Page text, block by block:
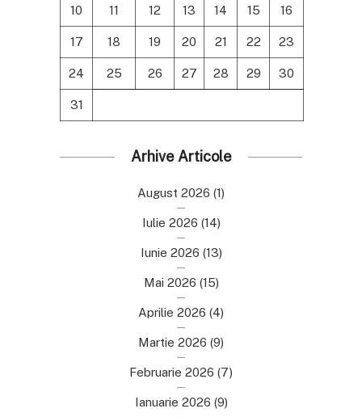
10 11 12 13 14 15 16
17 18 19 20 21 22 23
24 25 26 27 28 29 30
31
Arhive Articole
August 2026 (1)
Iulie 2026 (14)
Iunie 2026 (13)
Mai 2026 (15)
Aprilie 2026 (4)
Martie 2026 (9)
Februarie 2026 (7)
Ianuarie 2026 (9)